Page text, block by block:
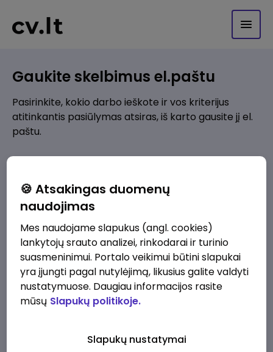
Gaukite skelbimus el.paštu
Pasirinkite, kokio darbo ieškote ir vos kriterijus
atitinkantis pasiūlymas atsiras, iš karto gausite jį el.
paštu.
Pridėti naują
Kokios srities darbo pasiūlymai jus domina?
Pridėti naują
🍪 Atsakingas duomenų
naudojimas
Mes naudojame slapukus (angl. cookies)
lankytojų srauto analizei, rinkodarai ir turinio
suasmeninimui. Portalo veikimui būtini slapukai
yra įjungti pagal nutylėjimą, likusius galite valdyti
nustatymuose. Daugiau informacijos rasite
mūsų Slapukų politikoje.
Slapukų nustatymai